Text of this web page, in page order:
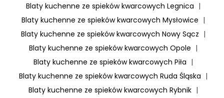
Blaty kuchenne ze spieków kwarcowych Legnica |
Blaty kuchenne ze spieków kwarcowych Mysłowice |
Blaty kuchenne ze spieków kwarcowych Nowy Sącz |
Blaty kuchenne ze spieków kwarcowych Opole |
Blaty kuchenne ze spieków kwarcowych Piła |
Blaty kuchenne ze spieków kwarcowych Ruda Śląska |
Blaty kuchenne ze spieków kwarcowych Rybnik |